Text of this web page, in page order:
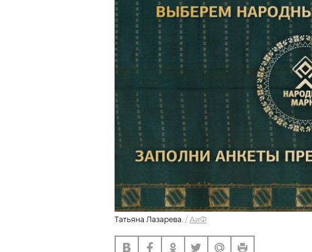
Татьяна Лазарева. / АиФ